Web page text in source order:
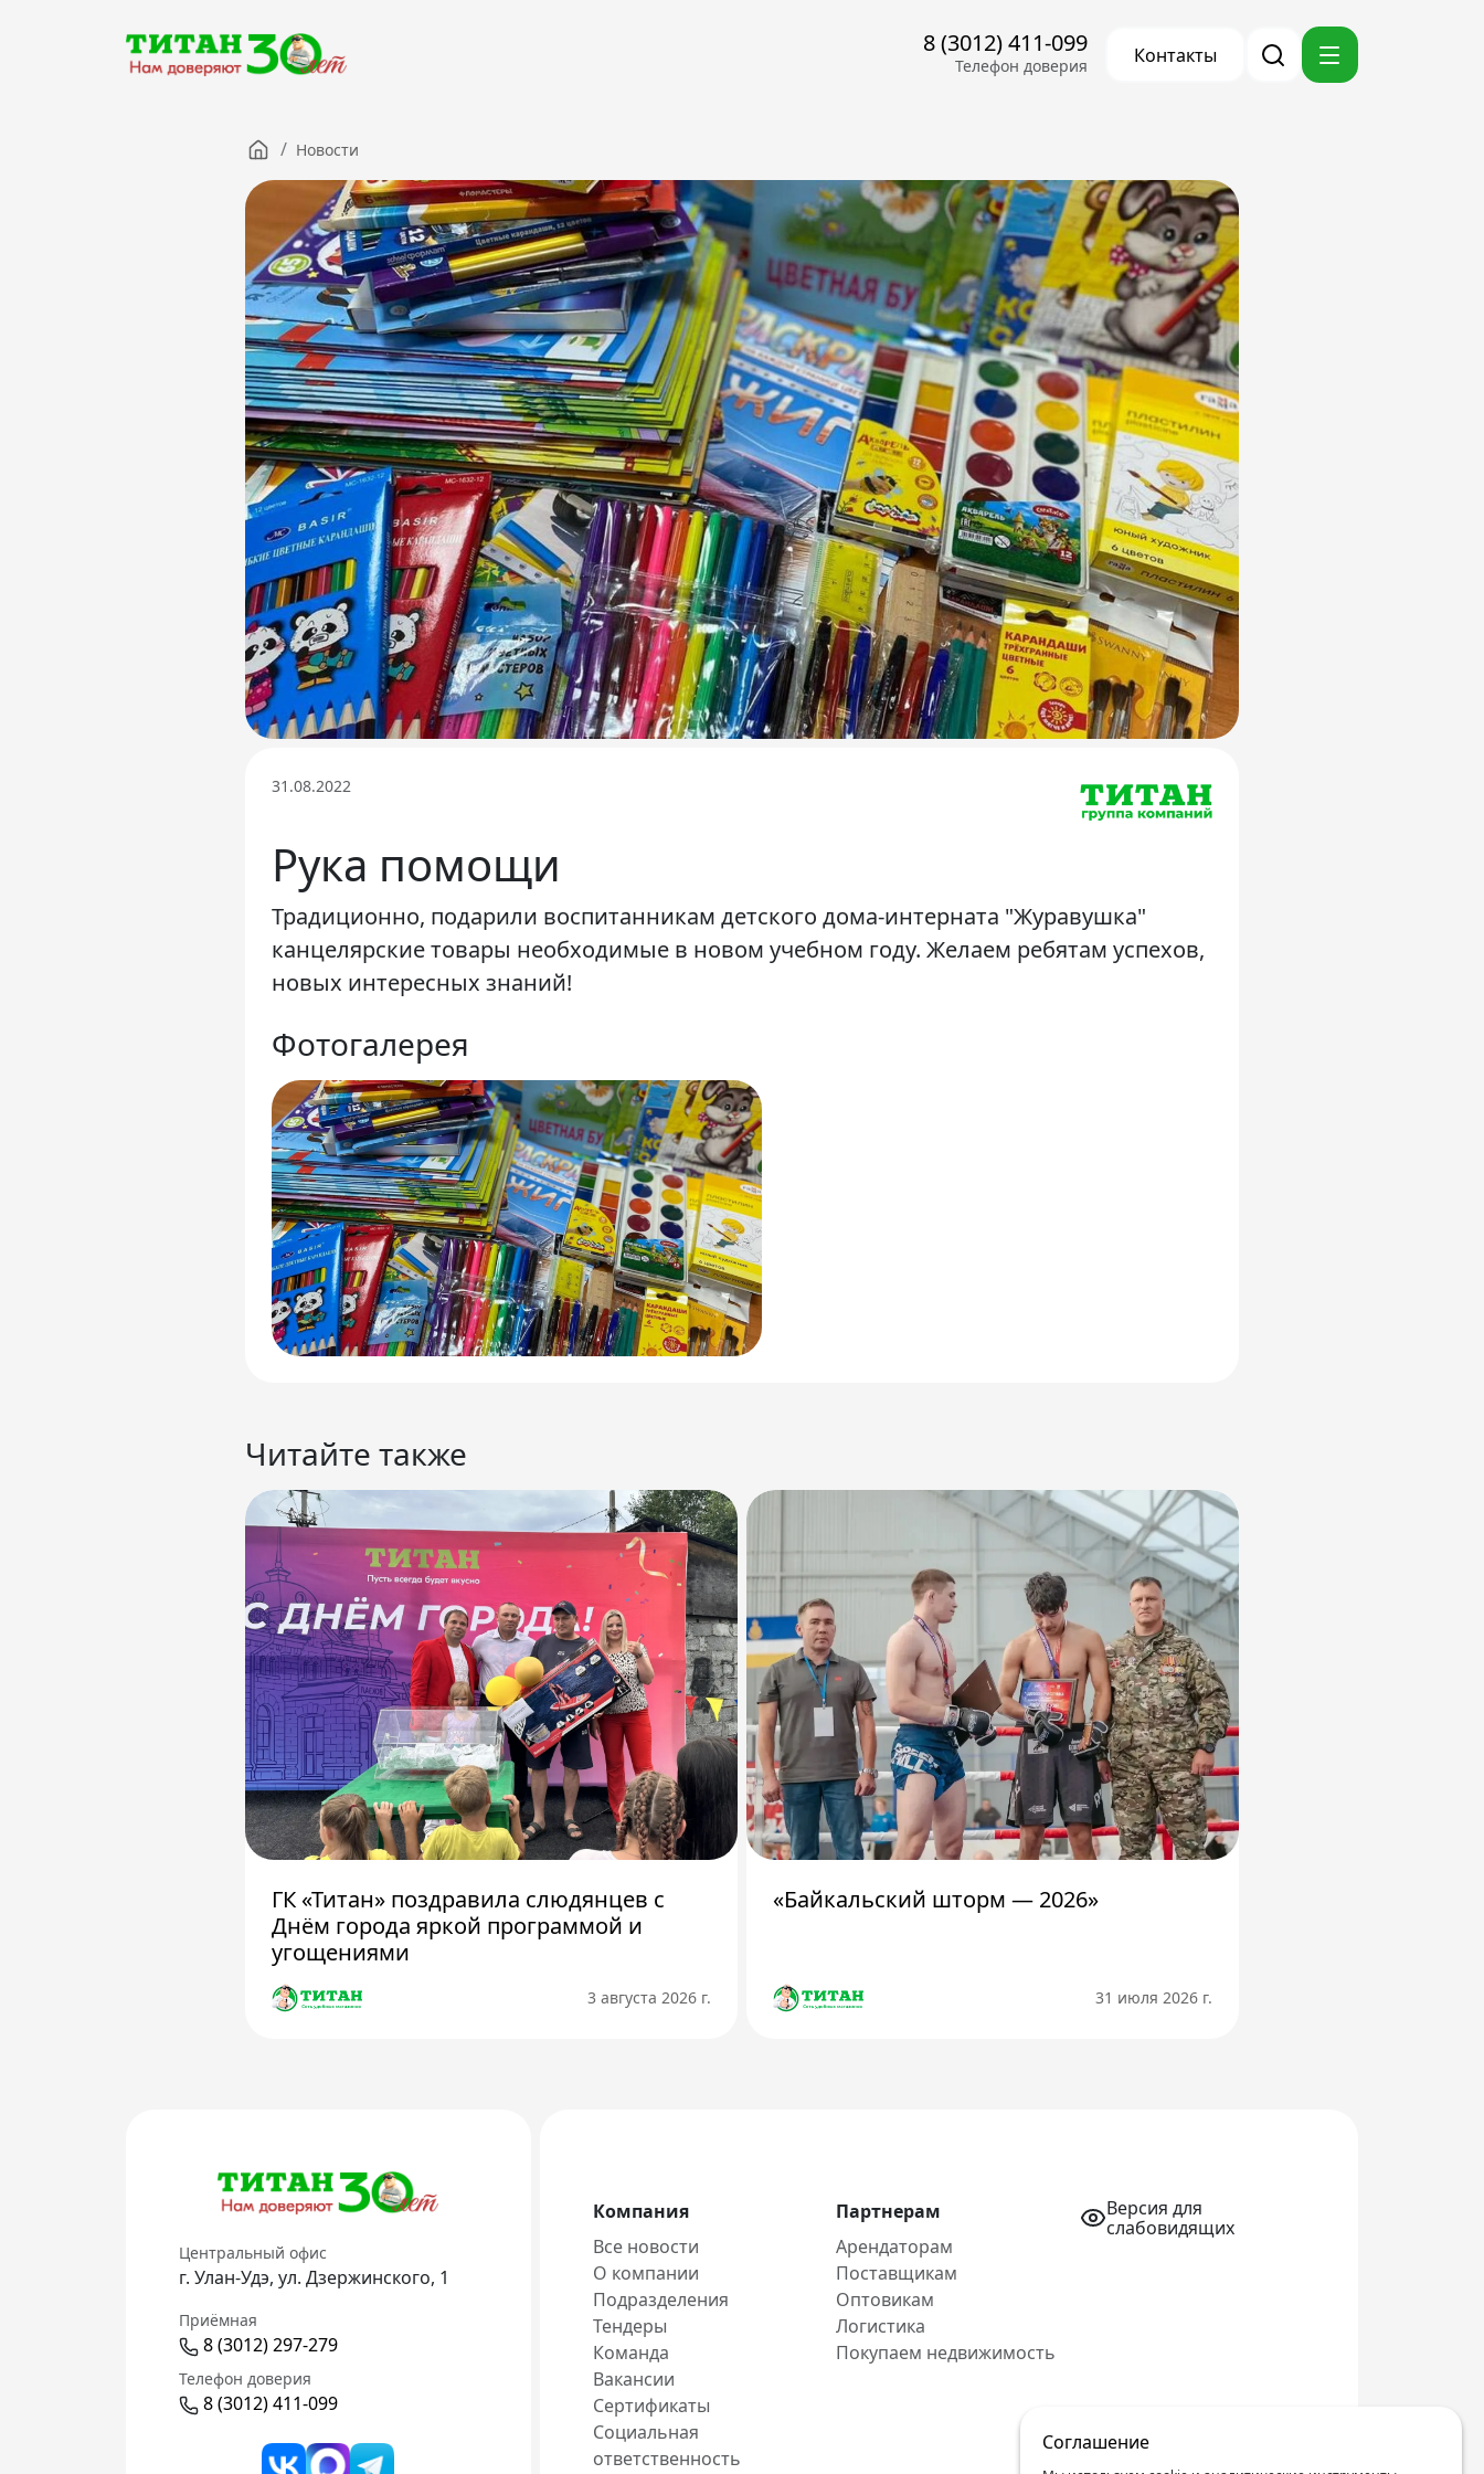
8 (3012) 411-099
Телефон доверия Контакты
Версия для слабовидящих
8 (3012) 411-099
Телефон доверия
/ Новости
31.08.2022
Рука помощи
Традиционно, подарили воспитанникам детского дома-интерната "Журавушка"
канцелярские товары необходимые в новом учебном году. Желаем ребятам успехов,
новых интересных знаний!
Фотогалерея
Читайте также
ГК «Титан» поздравила слюдянцев с
Днём города яркой программой и
угощениями
3 августа 2026 г.
«Байкальский шторм — 2026»
31 июля 2026 г.
Соглашение
Центральный офис
г. Улан-Удэ, ул. Дзержинского, 1
Приёмная
8 (3012) 297-279
Телефон доверия
8 (3012) 411-099
Компания
Все новости
О компании
Подразделения
Тендеры
Команда
Вакансии
Сертификаты
Социальная
ответственность
Партнерам
Арендаторам
Поставщикам
Оптовикам
Логистика
Покупаем недвижимость
Версия для
слабовидящих